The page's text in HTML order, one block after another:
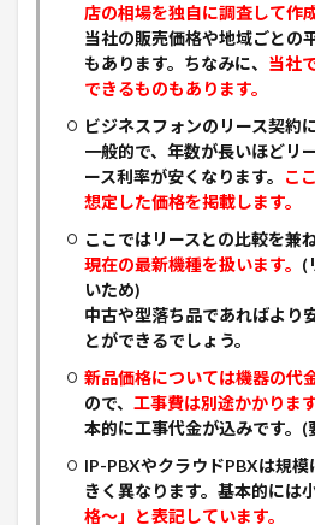
店の相場を独自に調査して作
当社の販売価格や地域ごとの
もあります。ちなみに、 当社
できるものもあります。
ビジネスフォンのリース契約
一般的で、年数が長いほどリ
ース利率が安くなります。
こ
想定した価格を掲載します。
ここではリースとの比較を兼
現在の最新機種を扱います。 (
いため)
中古や型落ち品であればより
とができるでしょう。
新品価格については機器の代
ので、 工事費は別途かかります
本的に工事代金が込みです。(
IP-PBXやクラウドPBXは規模
きく異なります。基本的には
格〜」と表記しています。